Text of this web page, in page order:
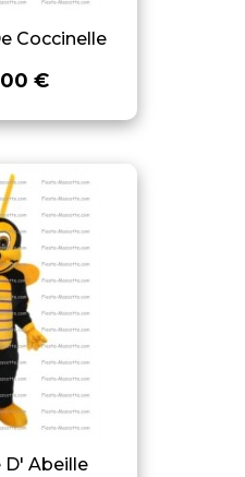
Coccinelle
€
Abeille